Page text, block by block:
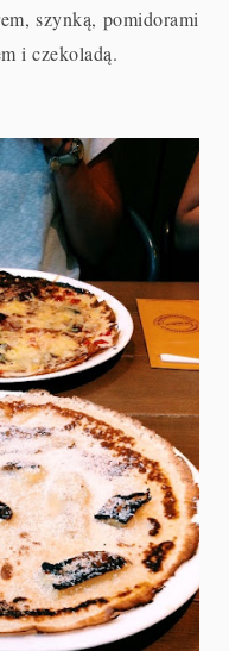
szynką, pomidorami
i czekoladą.